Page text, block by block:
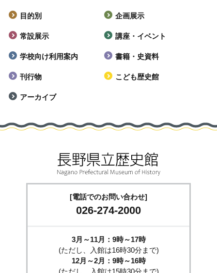
目的別 企画展示
常設展示 講座・イベント
学校向け利用案内 書籍・史資料
刊行物 こども歴史館
アーカイブ
[電話でのお問い合わせ]
026-274-2000
3月～11月：9時～17時
(ただし、入館は16時30分まで)
12月～2月：9時～16時
(ただし、入館は15時30分まで)